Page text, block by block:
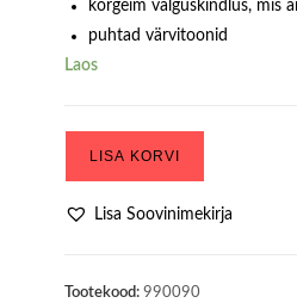
kõrgeim valguskindlus, mis
puhtad värvitoonid
Laos
„Leningrad“,
kogus
LISA KORVI
Lisa Soovinimekirja
Tootekood: 990090